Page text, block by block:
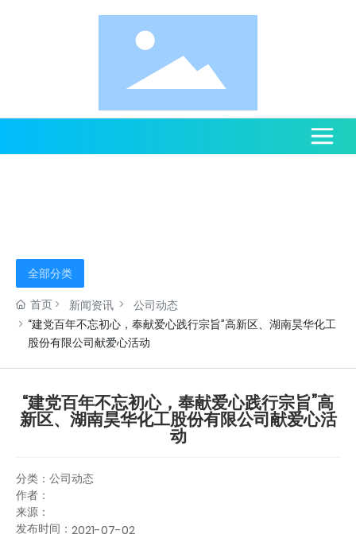
全部分类
首页 新闻资讯
公司动态
“建党百年不忘初心，奉献爱心践行宗旨”高新区、湖南昊华化工
股份有限公司献爱心活动
“建党百年不忘初心，奉献爱心践行宗旨”高
新区、湖南昊华化工股份有限公司献爱心活
动
分类： 公司动态
作者：
来源：
发布时间： 2021-07-02